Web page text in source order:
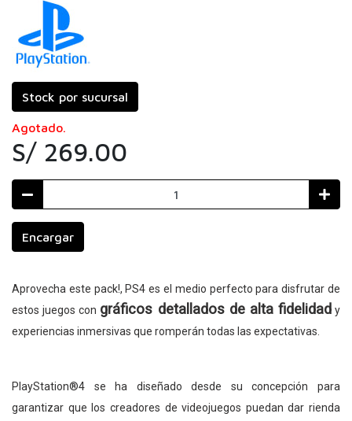
Stock por sucursal
Agotado.
S/ 269.00
Encargar
Aprovecha este pack!, PS4 es el medio perfecto para disfrutar de
estos juegos con gráficos detallados de alta fidelidady
experiencias inmersivas que romperán todas las expectativas.
PlayStation®4 se ha diseñado desde su concepción para
garantizar que los creadores de videojuegos puedan dar rienda